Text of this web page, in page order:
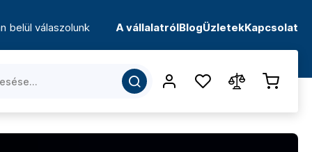
belül válaszolunk A vállalatrólBlogÜzletekKapcsolat